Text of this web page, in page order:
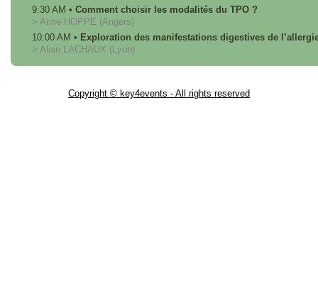
9:30 AM • Comment choisir les modalités du TPO ?
> Anne HOPPE (Angers)
10:00 AM • Exploration des manifestations digestives de
> Alain LACHAUX (Lyon)
Copyright © key4events - All rights reserved